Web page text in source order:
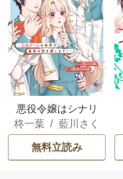
悪役令嬢はシナリ
オを知らない ～乙
女ゲームの世界で
真実の恋を探しま
柊一葉 /藍川さく
ら
無料立読み